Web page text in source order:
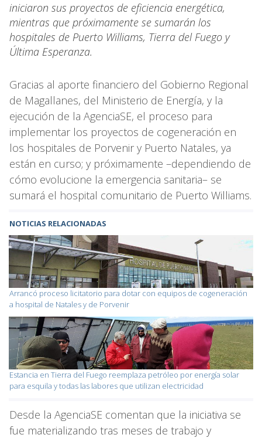
iniciaron sus proyectos de eficiencia energética,
mientras que próximamente se sumarán los
hospitales de Puerto Williams, Tierra del Fuego y
Última Esperanza.
Gracias al aporte financiero del Gobierno Regional
de Magallanes, del Ministerio de Energía, y la
ejecución de la AgenciaSE, el proceso para
implementar los proyectos de cogeneración en
los hospitales de Porvenir y Puerto Natales, ya
están en curso; y próximamente –dependiendo de
cómo evolucione la emergencia sanitaria– se
sumará el hospital comunitario de Puerto Williams.
NOTICIAS RELACIONADAS
Arrancó proceso licitatorio para dotar con equipos de cogeneración
a hospital de Natales y de Porvenir
Estancia en Tierra del Fuego reemplaza petróleo por energía solar
para esquila y todas las labores que utilizan electricidad
Desde la AgenciaSE comentan que la iniciativa se
fue materializando tras meses de trabajo y